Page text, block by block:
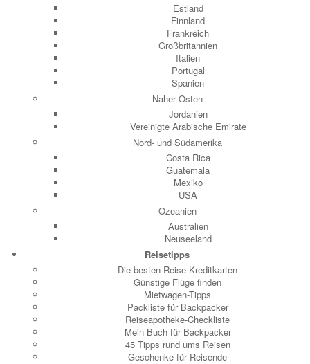
Estland
Finnland
Frankreich
Großbritannien
Italien
Portugal
Spanien
Naher Osten
Jordanien
Vereinigte Arabische Emirate
Nord- und Südamerika
Costa Rica
Guatemala
Mexiko
USA
Ozeanien
Australien
Neuseeland
Reisetipps
Die besten Reise-Kreditkarten
Günstige Flüge finden
Mietwagen-Tipps
Packliste für Backpacker
Reiseapotheke-Checkliste
Mein Buch für Backpacker
45 Tipps rund ums Reisen
Geschenke für Reisende